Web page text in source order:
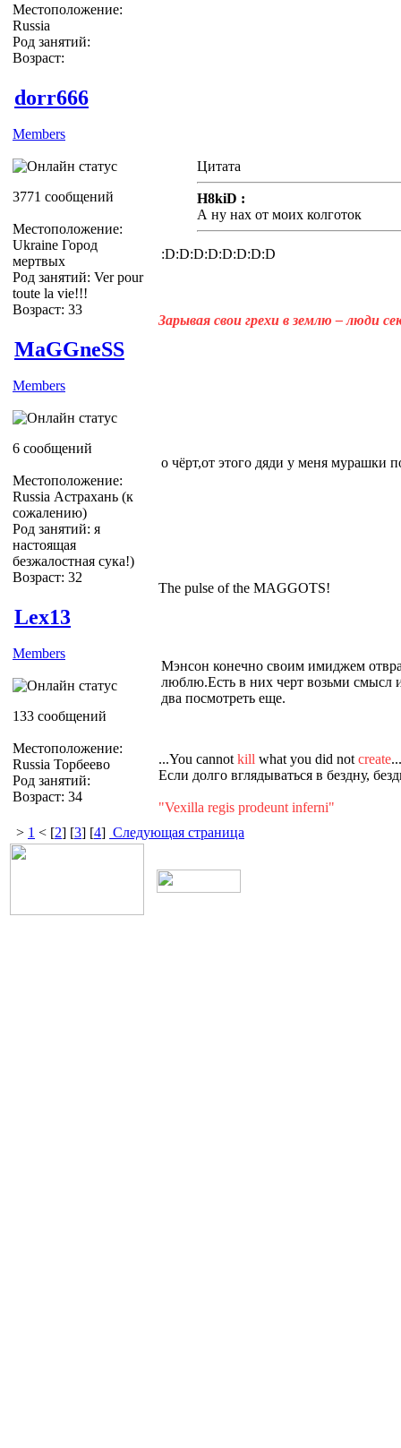
Местоположение:
Russia
Род занятий:
Возраст:
dorr666
Members
3771 сообщений
Местоположение:
Ukraine Город
мертвых
Род занятий: Ver pour
toute la vie!!!
Возраст: 33
Цитата
H8kiD :
А ну нах от моих колготок
:D:D:D:D:D:D:D:D
Зарывая свои грехи в землю – люди
MaGGneSS
Members
6 сообщений
Местоположение:
Russia Астрахань (к
сожалению)
Род занятий: я
настоящая
безжалостная сука!)
Возраст: 32
о чёрт,от этого дяди у меня мурашки
The pulse of the MAGGOTS!
Lex13
Members
133 сообщений
Местоположение:
Russia Торбеево
Род занятий:
Возраст: 34
Мэнсон конечно своим имиджем
люблю.Есть в них черт возьми смысл
два посмотреть еще.
...You cannot kill what you did not create...
Если долго вглядываться в бездну,
"Vexilla regis prodeunt inferni"
> 1 < [2] [3] [4] Следующая страница